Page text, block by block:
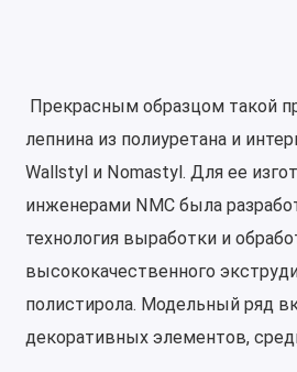
Прекрасным образцом такой
лепнина из полиуретана и
Wallstyl и Nomastyl. Для ее
инженерами NMC была
технология выработки и
высококачественного
полистирола. Модельный ряд
декоративных элементов,